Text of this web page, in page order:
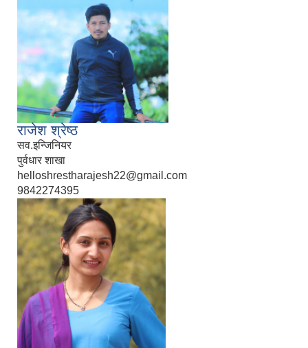
राजेश श्रेष्ठ
सव.इन्जिनियर
पुर्वधार शाखा
helloshrestharajesh22@gmail.com
9842274395